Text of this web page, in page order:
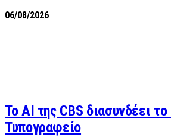
06/08/2026
Το AI της CBS διασυνδέει το
Τυπογραφείο